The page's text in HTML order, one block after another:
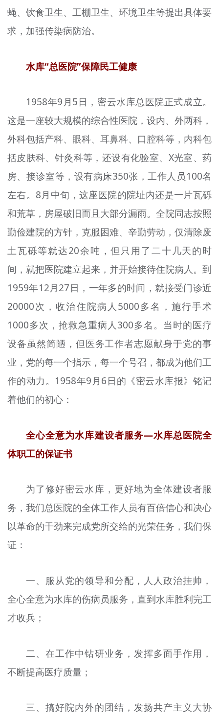
蝇、饮食卫生、工棚卫生、环境卫生等提出具体要
求，加强传染病防治。
水库“总医院”保障民工健康
1958年9月5日，密云水库总医院正式成立。
这是一座较大规模的综合性医院，设内、外两科，
外科包括产科、眼科、耳鼻科、口腔科等，内科包
括皮肤科、针灸科等，还设有化验室、X光室、药
房、接诊室等，设有病床350张，工作人员100名
左右。8月中旬，这座医院的院址内还是一片瓦砾
和荒草，房屋破旧而且大部分漏雨。全院同志按照
勤俭建院的方针，克服困难、辛勤劳动，仅清除废
土瓦砾等就达20余吨，但只用了二十几天的时
间，就把医院建立起来，并开始接待住院病人。到
1959年12月27日，一年多的时间，就接受门诊近
20000次，收治住院病人5000多名，施行手术
1000多次，抢救急重病人300多名。当时的医疗
设备虽然简陋，但医务工作者志愿献身于党的事
业，党的每一个指示，每一个号召，都成为他们工
作的动力。1958年9月6日的《密云水库报》铭记
着他们的初心：
全心全意为水库建设者服务—水库总医院全
体职工的保证书
为了修好密云水库，更好地为全体建设者服
务，我们总医院的全体工作人员有百倍信心和决心
以革命的干劲来完成党所交给的光荣任务，我们保
证：
一、服从党的领导和分配，人人政治挂帅，
全心全意为水库的伤病员服务，直到水库胜利完工
才收兵；
二、在工作中钻研业务，发挥多面手作用，
不断提高医疗质量；
三、搞好院内外的团结，发扬共产主义大协